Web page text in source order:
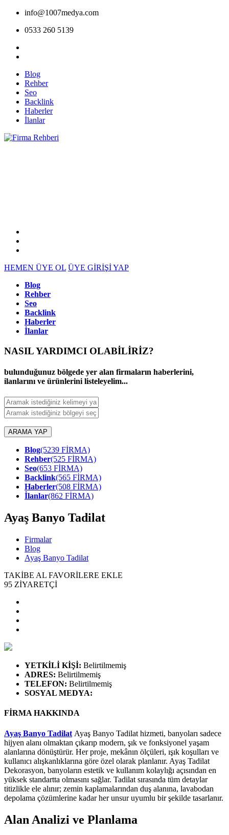
info@1007medya.com
0533 260 5139
Blog
Rehber
Seo
Backlink
Haberler
İlanlar
HEMEN ÜYE OL ÜYE GİRİŞİ YAP
Blog
Rehber
Seo
Backlink
Haberler
İlanlar
NASIL YARDIMCI OLABİLİRİZ?
bulunduğunuz bölgede yer alan firmaların haberlerini,
ilanlarını ve ürünlerini listeleyelim...
ARAMA YAP
Blog(5239 FİRMA)
Rehber(525 FİRMA)
Seo(653 FİRMA)
Backlink(565 FİRMA)
Haberler(508 FİRMA)
İlanlar(862 FİRMA)
Ayaş Banyo Tadilat
Firmalar
Blog
Ayaş Banyo Tadilat
TAKİBE AL FAVORİLERE EKLE
95 ZİYARETÇİ
YETKİLİ KİŞİ: Belirtilmemiş
ADRES: Belirtilmemiş
TELEFON: Belirtilmemiş
SOSYAL MEDYA:
FİRMA HAKKINDA
Ayaş Banyo Tadilat Ayaş Banyo Tadilat hizmeti, banyoları sadece
hijyen alanı olmaktan çıkarıp modern, şık ve fonksiyonel yaşam
alanlarına dönüştürür. Her proje, mekânın ölçüleri, ışık koşulları ve
kullanıcı alışkanlıklarına göre özel olarak planlanır. Ayaş Tadilat
Dekorasyon, banyoların estetik ve kullanım kolaylığı açısından en
yüksek standartta olmasını sağlar. Tadilat sırasında tüm detaylar
titizlikle ele alınır; zemin kaplamalarından duş alanına, lavabodan
depolama çözümlerine kadar her unsur uyumlu bir şekilde tasarlanır.
Alan Analizi ve Planlama